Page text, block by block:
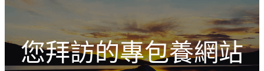
您拜訪的專包養網站